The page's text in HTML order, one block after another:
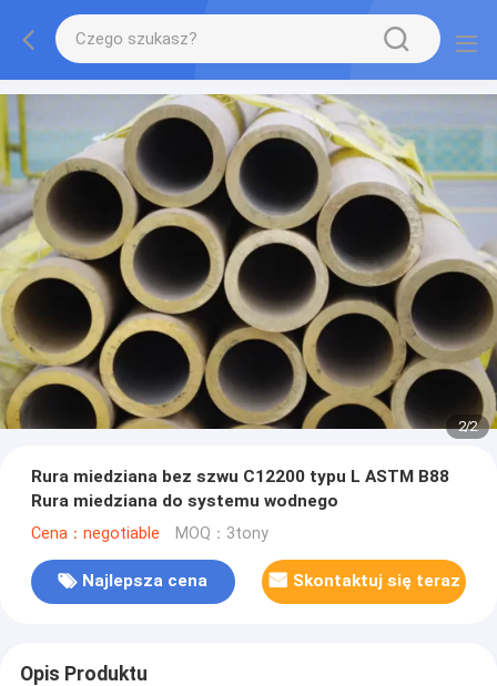
2/2
Rura miedziana bez szwu C12200 typu L ASTM B88
Rura miedziana do systemu wodnego
Cena：negotiable MOQ：3tony
Najlepsza cena Skontaktuj się teraz
Opis Produktu